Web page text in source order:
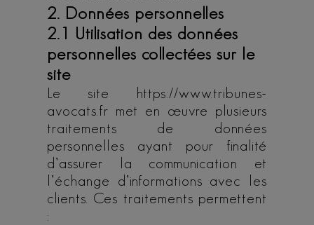
2. Données personnelles
2.1 Utilisation des données
personnelles collectées sur le
site
Le site https://www.tribunes-
avocats.fr met en œuvre plusieurs
traitements de données
personnelles ayant pour finalité
d’assurer la communication et
l’échange d’informations avec les
clients. Ces traitements permettent
: